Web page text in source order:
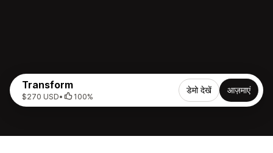
Transform
$270 USD• 100%
डेमो देखें आज़माएं